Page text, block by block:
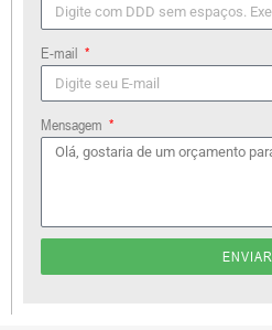
E-mail
Mensagem
ENVIAR